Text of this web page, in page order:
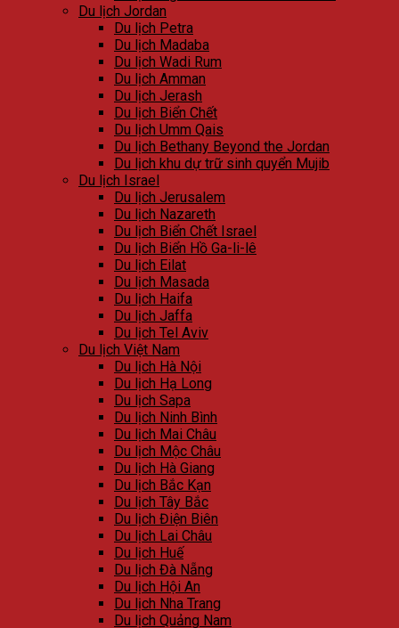
Du lịch Jordan
Du lịch Petra
Du lịch Madaba
Du lịch Wadi Rum
Du lịch Amman
Du lịch Jerash
Du lịch Biển Chết
Du lịch Umm Qais
Du lịch Bethany Beyond the Jordan
Du lịch khu dự trữ sinh quyển Mujib
Du lịch Israel
Du lịch Jerusalem
Du lịch Nazareth
Du lịch Biển Chết Israel
Du lịch Biển Hồ Ga-li-lê
Du lịch Eilat
Du lịch Masada
Du lịch Haifa
Du lịch Jaffa
Du lịch Tel Aviv
Du lịch Việt Nam
Du lịch Hà Nội
Du lịch Hạ Long
Du lịch Sapa
Du lịch Ninh Bình
Du lịch Mai Châu
Du lịch Mộc Châu
Du lịch Hà Giang
Du lịch Bắc Kạn
Du lịch Tây Bắc
Du lịch Điện Biên
Du lịch Lai Châu
Du lịch Huế
Du lịch Đà Nẵng
Du lịch Hội An
Du lịch Nha Trang
Du lịch Quảng Nam